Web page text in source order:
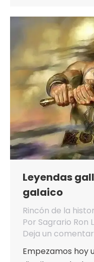
Leyendas
galaico
Rincón de la
Por Sagrario Ron
Deja un
Empezamos hoy